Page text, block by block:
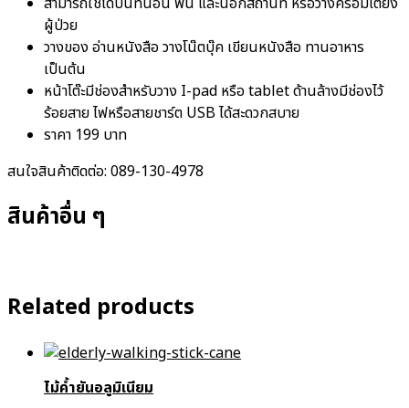
ผู้ป่วย
วางของ อ่านหนังสือ วางโน๊ตบุ๊ค เขียนหนังสือ ทานอาหาร​
เป็นต้น
หน้าโต๊ะมีช่องสำหรับวาง I-pad หรือ tablet ด้านล้างมีช่องไว้
ร้อยสาย ไฟหรือสายชาร์ต USB ได้สะดวกสบาย
ราคา 199 บาท
สนใจสินค้าติดต่อ: 089-130-4978
สินค้าอื่น ๆ
Related products
ไม้ค้ำยันอลูมิเนียม